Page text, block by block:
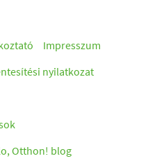
Impresszum
nyilatkozat
Otthon! blog